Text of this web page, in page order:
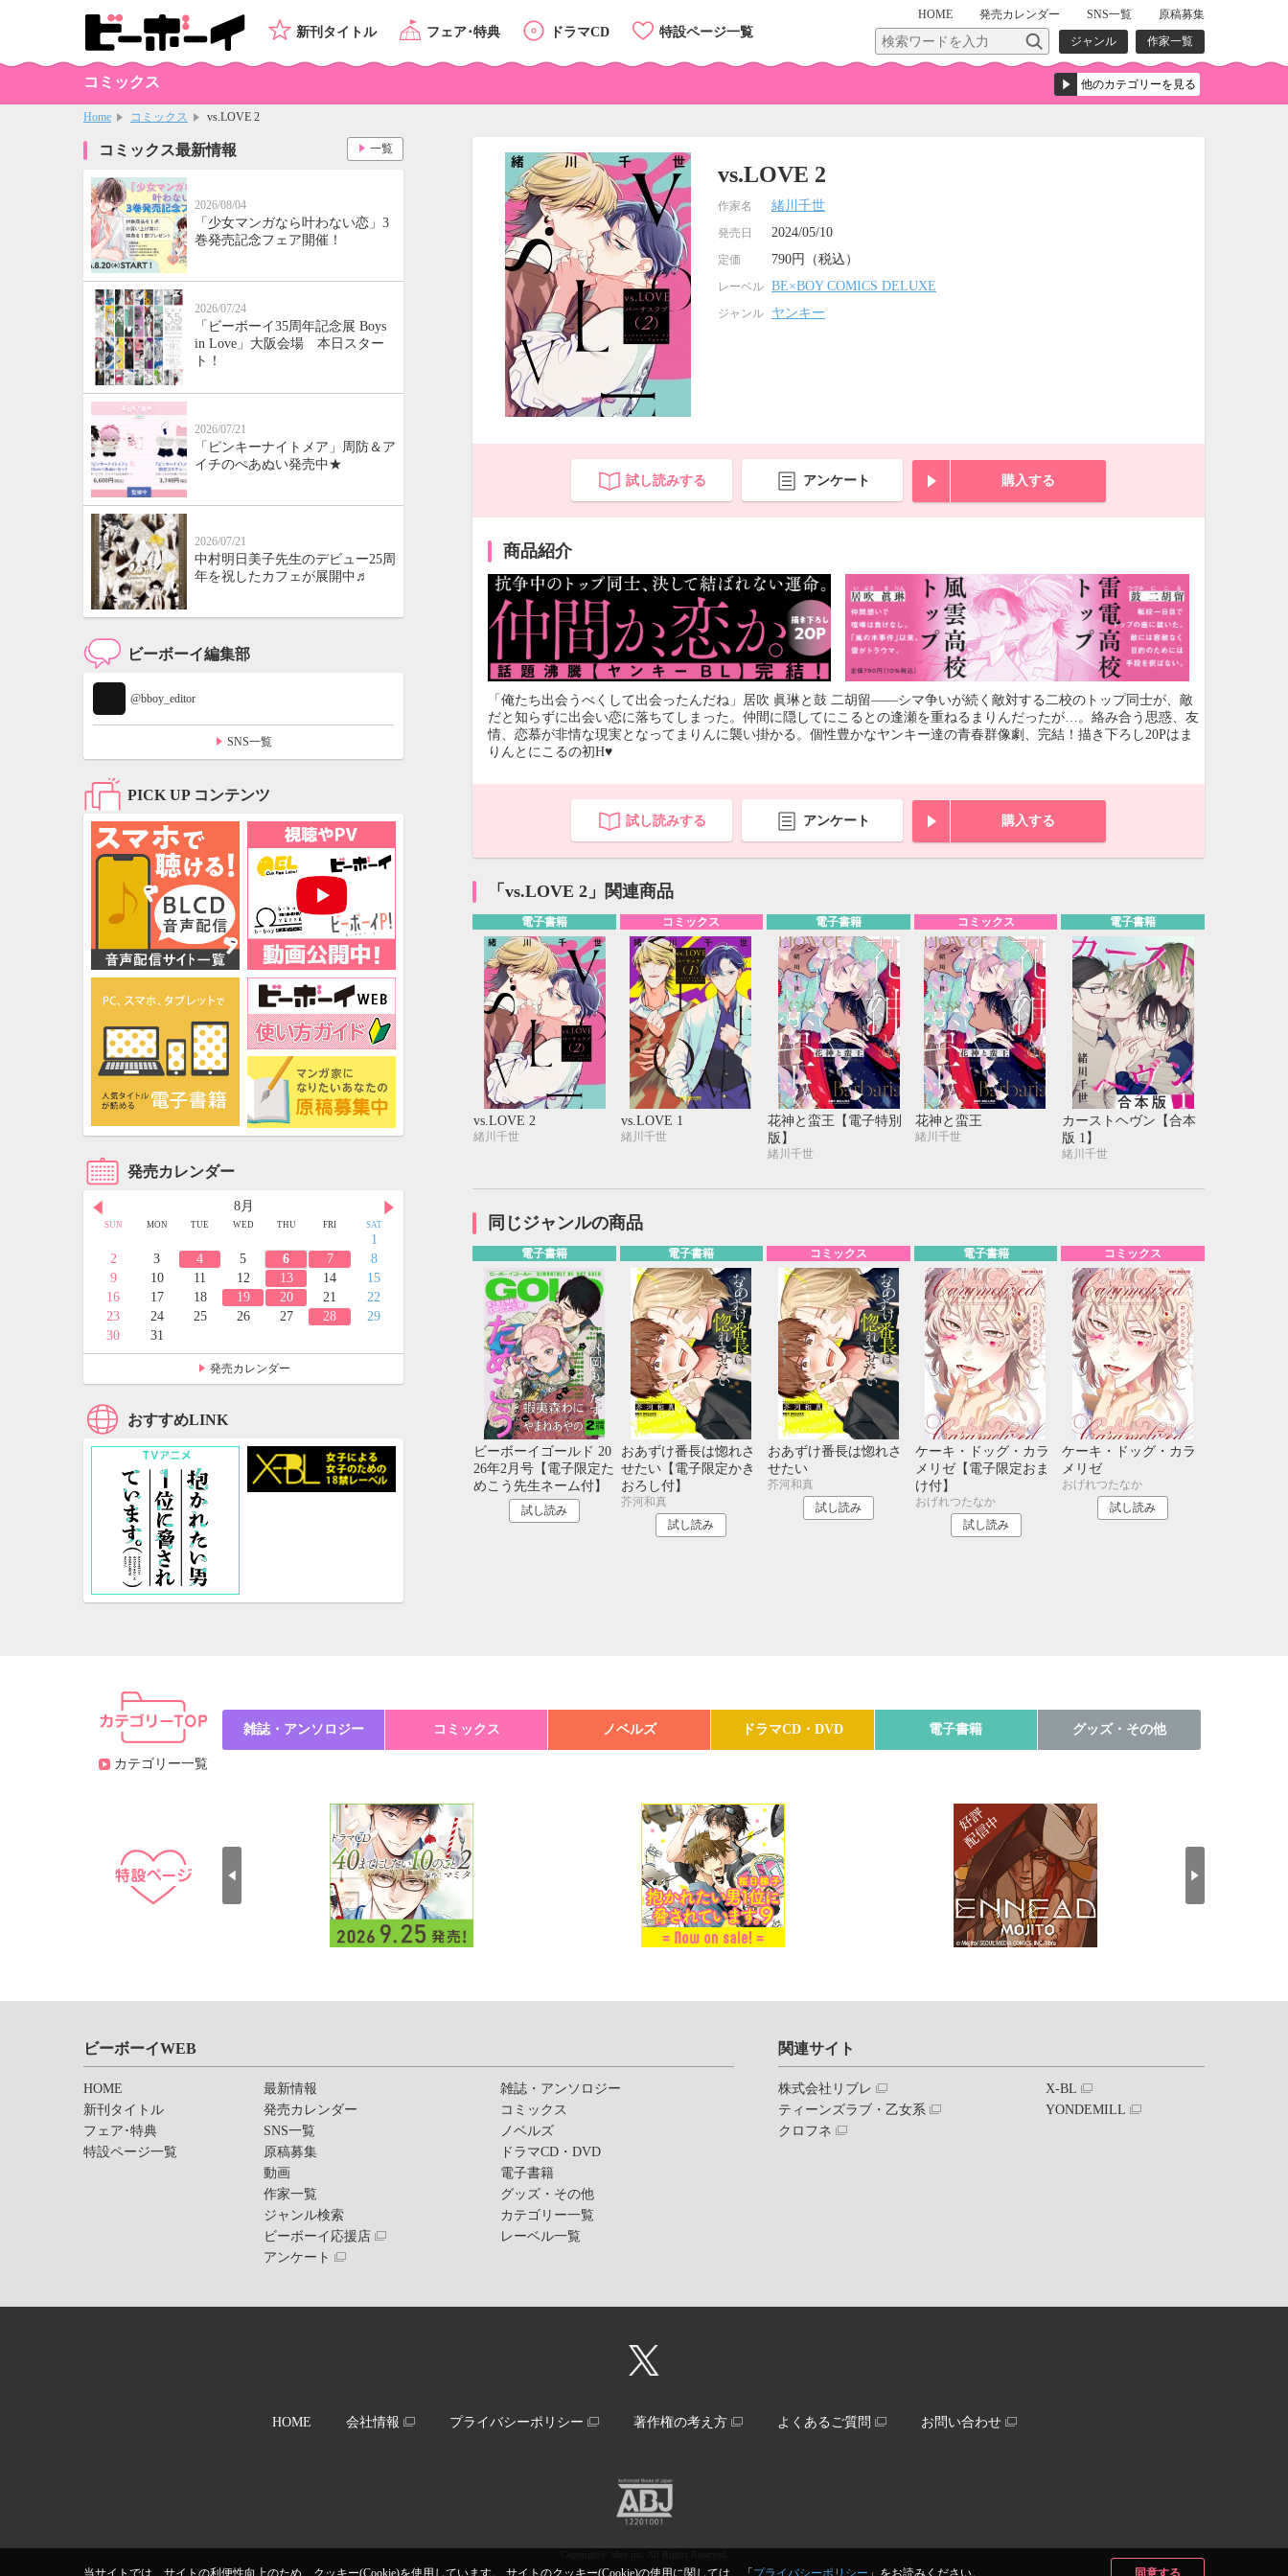
当サイトでは、サイトの利便性向上のため、クッキー(Cookie)を使用しています。 サイトのクッキー(Cookie)の使用に関しては、「 プライバシーポリシー 」をお読みください。 同意する
HOME 発売カレンダー SNS一覧
原稿募集
ジャンル
作家一覧
新刊タイトル フェア･特典 ドラマCD 特設ページ一覧
コミックス
Home コミックス vs.LOVE 2
vs.LOVE 2
作家名 緒川千世
発売日 2024/05/10
定価 790円（税込）
レーベル BE×BOY COMICS DELUXE
ジャンル ヤンキー
試し読みする アンケート 購入する
商品紹介
「俺たち出会うべくして出会ったんだね」居吹 眞琳と鼓 二胡留――シマ争いが続く敵対する二校のトップ同士が、敵
だと知らずに出会い恋に落ちてしまった。仲間に隠してにこるとの逢瀬を重ねるまりんだったが…。絡み合う思惑、友
情、恋慕が非情な現実となってまりんに襲い掛かる。個性豊かなヤンキー達の青春群像劇、完結！描き下ろし20Pはま
りんとにこるの初H♥
試し読みする アンケート 購入する
「vs.LOVE 2」関連商品
電子書籍
vs.LOVE 2
緒川千世
コミックス
vs.LOVE 1
緒川千世
電子書籍
花神と蛮王【電子特別
版】
緒川千世
コミックス
花神と蛮王
緒川千世
電子書籍
カーストヘヴン【合本
版 1】
緒川千世
同じジャンルの商品
電子書籍
ビーボーイゴールド 20
26年2月号【電子限定た
めこう先生ネーム付】
試し読み
電子書籍
おあずけ番長は惚れさ
せたい【電子限定かき
おろし付】
芥河和真
試し読み
コミックス
おあずけ番長は惚れさ
せたい
芥河和真
試し読み
電子書籍
ケーキ・ドッグ・カラ
メリゼ【電子限定おま
け付】
おげれつたなか
試し読み
コミックス
ケーキ・ドッグ・カラ
メリゼ
おげれつたなか
試し読み
コミックス最新情報
2026/08/04
「少女マンガなら叶わない恋」3
巻発売記念フェア開催！
2026/07/24
「ビーボーイ35周年記念展 Boys
in Love」大阪会場 本日スター
ト！
2026/07/21
「ピンキーナイトメア」周防＆ア
イチのぺあぬい発売中★
2026/07/21
中村明日美子先生のデビュー25周
年を祝したカフェが展開中♬
一覧
ビーボーイ編集部
@bboy_editor
SNS一覧
PICK UP コンテンツ
発売カレンダー
8月
SUN MON TUE WED THU FRI SAT
1
2
3 4 5 6 7
8
9
10 11 12 13 14
15
16
17 18 19 20 21
22
23
24 25 26 27 28
29
30
31
TUE WED THU
7 8 9 10 11
12
15 16 17 18
19
22 23 24 25
26
29 30
4
5 6 7 8 9
10
11
12 13 14 15 16
17
18
19 20 21 22 23
24
25
26 27 28 29 30 31
発売カレンダー
おすすめLINK
カテゴリー一覧
雑誌・アンソロジー コミックス ノベルズ ドラマCD・DVD 電子書籍 グッズ・その他
ビーボーイWEB
HOME
新刊タイトル
フェア･特典
特設ページ一覧
最新情報
発売カレンダー
SNS一覧
原稿募集
動画
作家一覧
ジャンル検索
ビーボーイ応援店
アンケート
雑誌・アンソロジー
コミックス
ノベルズ
ドラマCD・DVD
電子書籍
グッズ・その他
カテゴリー一覧
レーベル一覧
関連サイト
株式会社リブレ
ティーンズラブ・乙女系
クロフネ
X-BL
YONDEMILL
HOME 会社情報 プライバシーポリシー 著作権の考え方 よくあるご質問 お問い合わせ